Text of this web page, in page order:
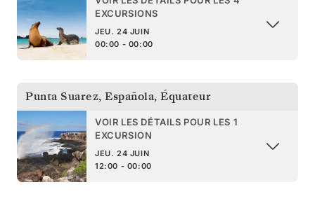
EXCURSIONS
JEU. 24 JUIN
00:00 - 00:00
Punta Suarez, Española, Équateur
VOIR LES DÉTAILS POUR LES 1
EXCURSION
JEU. 24 JUIN
12:00 - 00:00